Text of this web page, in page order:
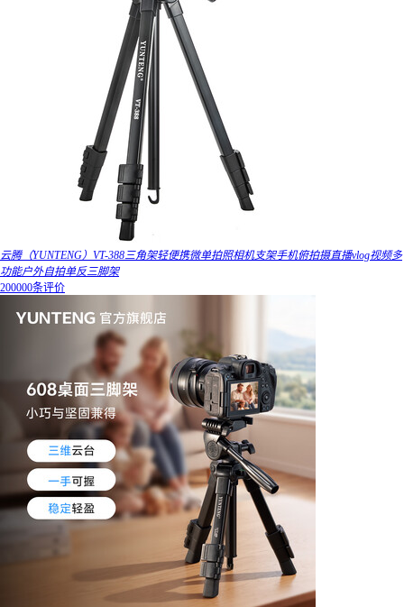
云腾（YUNTENG）VT-388三角架轻便携微单拍照相机支架手机俯拍摄直播vlog视频多
功能户外自拍单反三脚架
200000条评价